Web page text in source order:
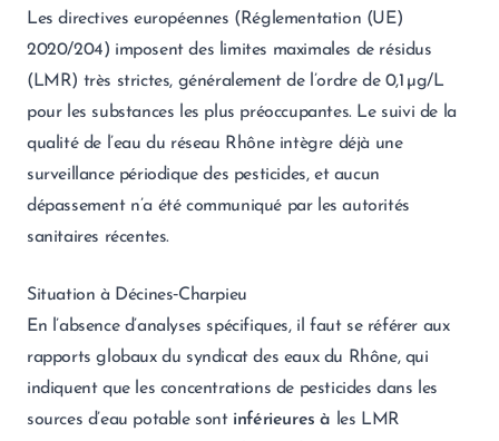
Les directives européennes (Réglementation (UE)
2020/204) imposent des limites maximales de résidus
(LMR) très strictes, généralement de l’ordre de 0,1 µg/L
pour les substances les plus préoccupantes. Le suivi de la
qualité de l’eau du réseau Rhône intègre déjà une
surveillance périodique des pesticides, et aucun
dépassement n’a été communiqué par les autorités
sanitaires récentes.
Situation à Décines‑Charpieu
En l’absence d’analyses spécifiques, il faut se référer aux
rapports globaux du syndicat des eaux du Rhône, qui
indiquent que les concentrations de pesticides dans les
sources d’eau potable sont inférieures à les LMR